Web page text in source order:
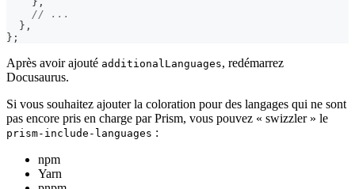
// ...
} ,
} ;
Après avoir ajouté additionalLanguages, redémarrez
Docusaurus.
Si vous souhaitez ajouter la coloration pour des langages qui ne sont
pas encore pris en charge par Prism, vous pouvez « swizzler » le
prism-include-languages :
npm
Yarn